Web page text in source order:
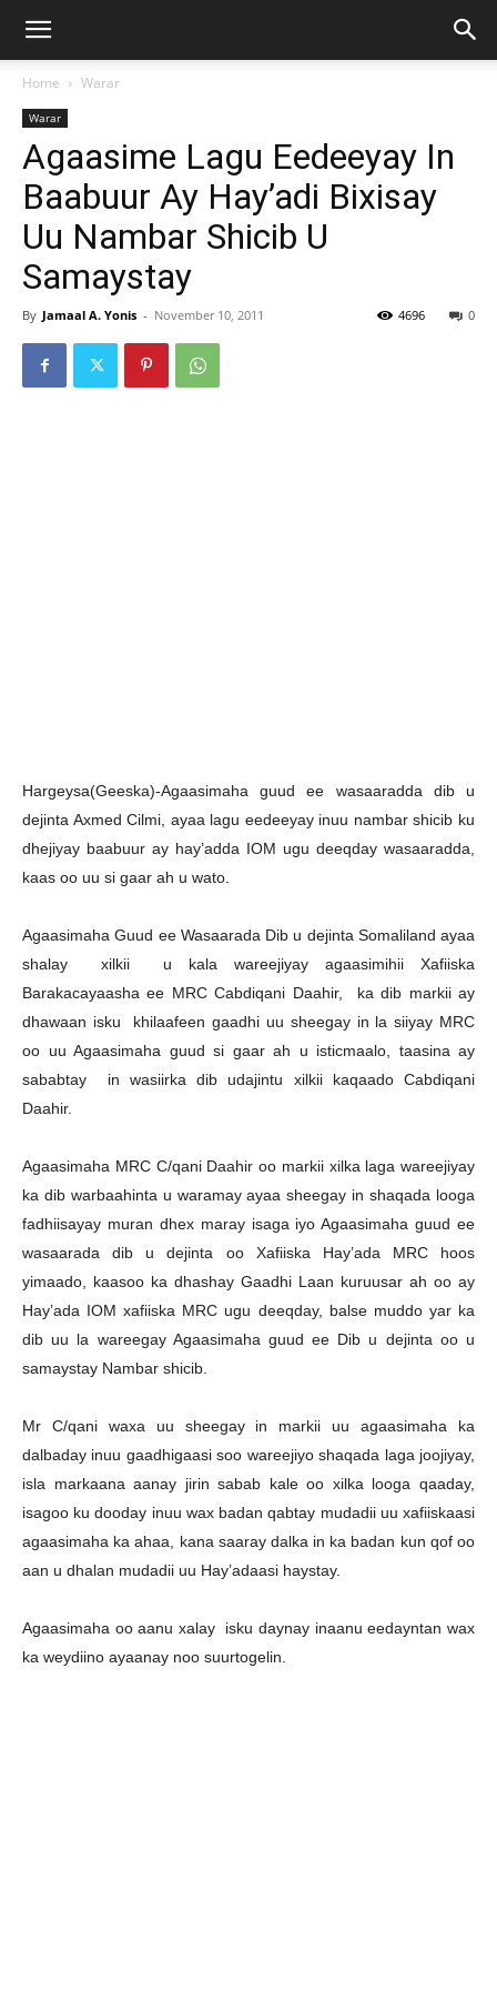
Home Warar
Warar
Agaasime Lagu Eedeeyay In
Baabuur Ay Hay’adi Bixisay
Uu Nambar Shicib U
Samaystay
By Jamaal A. Yonis - November 10, 2011 0
4696
Hargeysa(Geeska)-Agaasimaha guud ee wasaaradda dib u
dejinta Axmed Cilmi, ayaa lagu eedeeyay inuu nambar shicib ku
dhejiyay baabuur ay hay’adda IOM ugu deeqday wasaaradda,
kaas oo uu si gaar ah u wato.
Agaasimaha Guud ee Wasaarada Dib u dejinta Somaliland ayaa
shalay xilkii u kala wareejiyay agaasimihii Xafiiska
Barakacayaasha ee MRC Cabdiqani Daahir, ka dib markii ay
dhawaan isku khilaafeen gaadhi uu sheegay in la siiyay MRC
oo uu Agaasimaha guud si gaar ah u isticmaalo, taasina ay
sababtay in wasiirka dib udajintu xilkii kaqaado Cabdiqani
Daahir.
Agaasimaha MRC C/qani Daahir oo markii xilka laga wareejiyay
ka dib warbaahinta u waramay ayaa sheegay in shaqada looga
fadhiisayay muran dhex maray isaga iyo Agaasimaha guud ee
wasaarada dib u dejinta oo Xafiiska Hay’ada MRC hoos
yimaado, kaasoo ka dhashay Gaadhi Laan kuruusar ah oo ay
Hay’ada IOM xafiiska MRC ugu deeqday, balse muddo yar ka
dib uu la wareegay Agaasimaha guud ee Dib u dejinta oo u
samaystay Nambar shicib.
Mr C/qani waxa uu sheegay in markii uu agaasimaha ka
dalbaday inuu gaadhigaasi soo wareejiyo shaqada laga joojiyay,
isla markaana aanay jirin sabab kale oo xilka looga qaaday,
isagoo ku dooday inuu wax badan qabtay mudadii uu xafiiskaasi
agaasimaha ka ahaa, kana saaray dalka in ka badan kun qof oo
aan u dhalan mudadii uu Hay’adaasi haystay.
Agaasimaha oo aanu xalay isku daynay inaanu eedayntan wax
ka weydiino ayaanay noo suurtogelin.